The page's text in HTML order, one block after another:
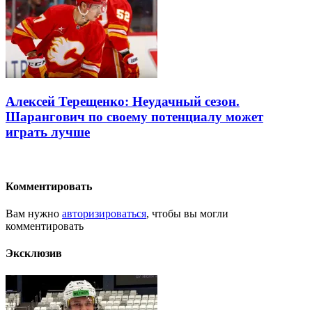
Алексей Терещенко: Неудачный сезон.
Шарангович по своему потенциалу может
играть лучше
Комментировать
Вам нужно авторизироваться, чтобы вы могли
комментировать
Эксклюзив